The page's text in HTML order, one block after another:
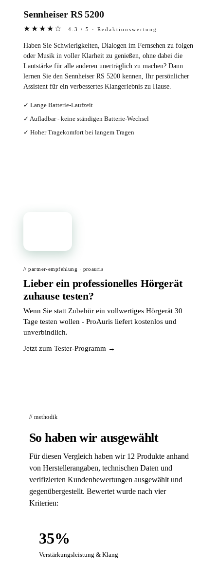
Sennheiser RS 5200
★★★★☆ 4.3 / 5 · Redaktionswertung
Haben Sie Schwierigkeiten, Dialogen im Fernsehen zu folgen
oder Musik in voller Klarheit zu genießen, ohne dabei die
Lautstärke für alle anderen unerträglich zu machen? Dann
lernen Sie den Sennheiser RS 5200 kennen, Ihr persönlicher
Assistent für ein verbessertes Klangerlebnis zu Hause.
✓ Lange Batterie-Laufzeit
✓ Aufladbar - keine ständigen Batterie-Wechsel
✓ Hoher Tragekomfort bei langem Tragen
// partner-empfehlung · proauris
Lieber ein professionelles Hörgerät
zuhause testen?
Wenn Sie statt Zubehör ein vollwertiges Hörgerät 30
Tage testen wollen - ProAuris liefert kostenlos und
unverbindlich.
Jetzt zum Tester-Programm →
// methodik
So haben wir ausgewählt
Für diesen Vergleich haben wir 12 Produkte anhand
von Herstellerangaben, technischen Daten und
verifizierten Kundenbewertungen ausgewählt und
gegenübergestellt. Bewertet wurde nach vier
Kriterien:
35%
Verstärkungsleistung & Klang